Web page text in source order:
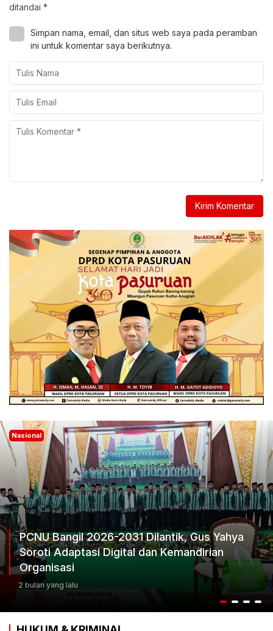
ditandai *
Simpan nama, email, dan situs web saya pada peramban
ini untuk komentar saya berikutnya.
Nasional
PCNU Bangil 2026-2031 Dilantik, Gus Yahya
Soroti Adaptasi Digital dan Kemandirian
Organisasi
2 bulan yang lalu